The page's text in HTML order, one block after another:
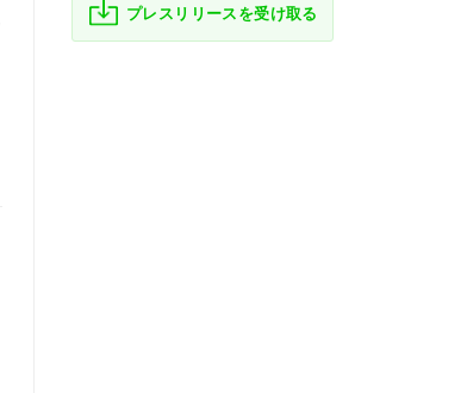
プレスリリースを受け取る